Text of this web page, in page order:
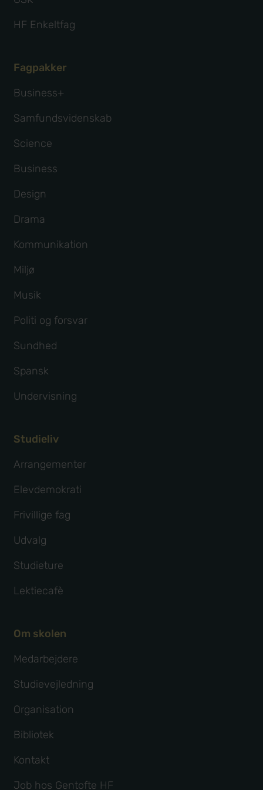
HF Enkeltfag
Fagpakker
Business+
Samfundsvidenskab
Science
Business
Design
Drama
Kommunikation
Miljø
Musik
Politi og forsvar
Sundhed
Spansk
Undervisning
Studieliv
Arrangementer
Elevdemokrati
Frivillige fag
Udvalg
Studieture
Lektiecafè
Om skolen
Medarbejdere
Studievejledning
Organisation
Bibliotek
Kontakt
Job hos Gentofte HF